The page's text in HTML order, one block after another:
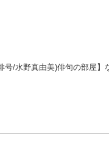
/水野真由美)俳句の部屋】